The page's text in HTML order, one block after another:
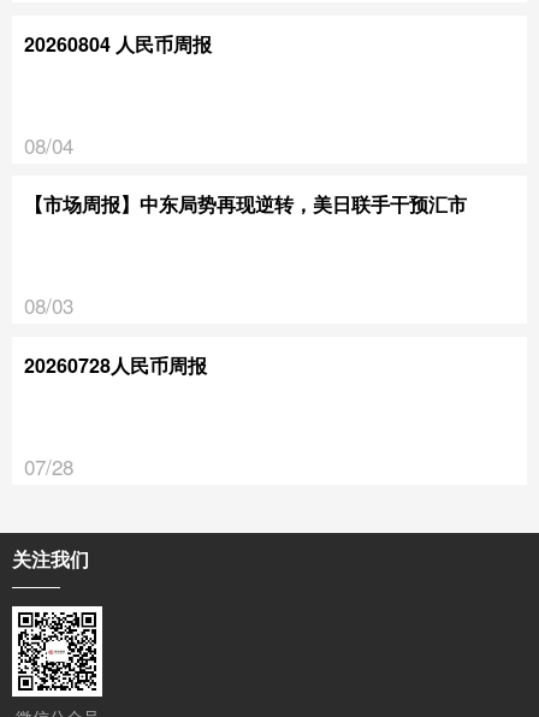
20260804 人民币周报
08/04
【市场周报】中东局势再现逆转，美日联手干预汇市
08/03
20260728人民币周报
07/28
关注我们